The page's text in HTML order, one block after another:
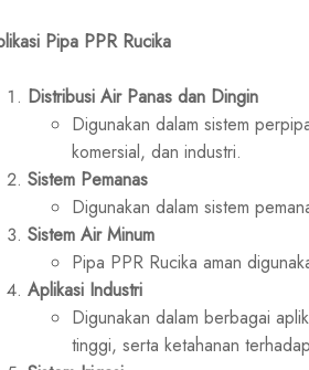
Pipa PPR Rucika
Distribusi Air Panas dan Dingin
Digunakan dalam sistem
komersial, dan industri.
Sistem Pemanas
Digunakan dalam sistem
Sistem Air Minum
Pipa PPR Rucika aman
Aplikasi Industri
Digunakan dalam berbagai
tinggi, serta ketahanan